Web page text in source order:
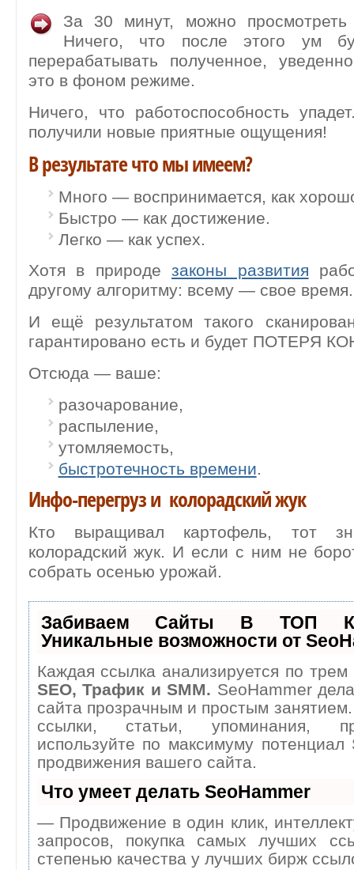
За 30 минут, можно просмотреть
Ничего, что после этого ум
перерабатывать полученное,
это в фоном режиме.
Ничего, что работоспособность
получили новые приятные ощущения!
В результате что мы имеем?
Много — воспринимается, как
Быстро — как достижение.
Легко — как успех.
Хотя в природезаконы развития
другому алгоритму: всему — свое время.
И ещё результатом такого
гарантировано есть и будет ПОТЕРЯ
Отсюда — ваше:
разочарование,
распыление,
утомляемость,
быстротечность времени
Инфо-перегруз и колорадский жук
Кто выращивал картофель, тот
колорадский жук. И если с ним не
собрать осенью урожай.
Забиваем Сайты В ТОП
Уникальные возможности от
Каждая ссылка анализируется по трем
SEO, Трафик и SMM. SeoHammer
сайта прозрачным и простым
ссылки, статьи, упоминания,
используйте по максимуму потенциал
продвижения вашего сайта.
Что умеет делать SeoHammer
— Продвижение в один клик,
запросов, покупка самых лучших
степенью качества у лучших бирж